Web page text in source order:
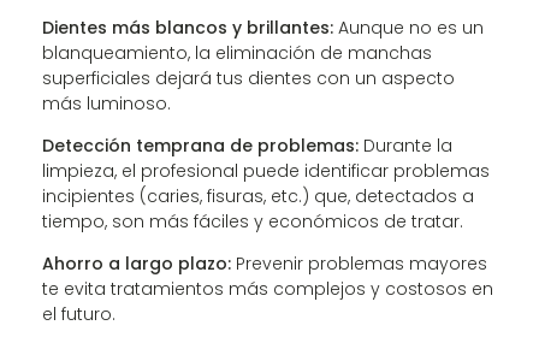
Dientes más blancos y brillantes: Aunque no es un
blanqueamiento, la eliminación de manchas
superficiales dejará tus dientes con un aspecto
más luminoso.
Detección temprana de problemas: Durante la
limpieza, el profesional puede identificar problemas
incipientes (caries, fisuras, etc.) que, detectados a
tiempo, son más fáciles y económicos de tratar.
Ahorro a largo plazo: Prevenir problemas mayores
te evita tratamientos más complejos y costosos en
el futuro.